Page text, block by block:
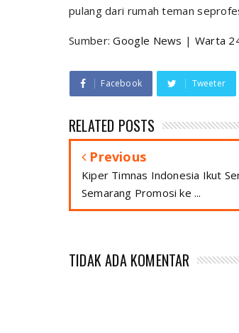
pulang dari rumah teman
Sumber:Google News | Warta
Facebook Tweeter
RELATED POSTS
Previous
Kiper Timnas Indonesia Ikut
Semarang Promosi ke ...
TIDAK ADA KOMENTAR